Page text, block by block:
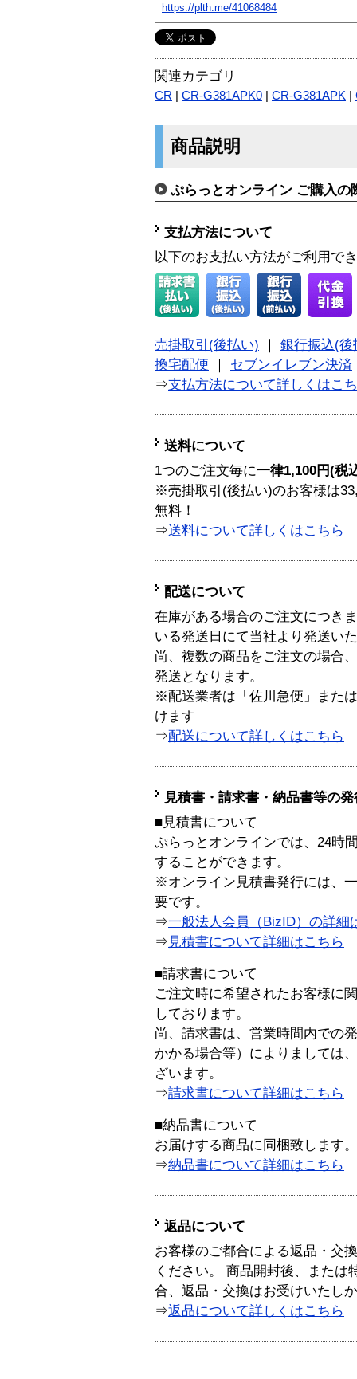
https://plth.me/41068484
関連カテゴリ
CR CR-G381APK0 CR-G381APK
商品説明
ぷらっとオンライン ご購入の
支払方法について
以下のお支払い方法がご利用で
売掛取引(後払い)
銀行振込(後
換宅配便
セブンイレブン決済
⇒支払方法について詳しくはこ
送料について
1つのご注文毎に一律1,100円(税
※売掛取引(後払い)のお客様は
無料！
⇒送料について詳しくはこちら
配送について
在庫がある場合のご注文につき
いる発送日にて当社より発送い
尚、複数の商品をご注文の場合
発送となります。
※配送業者は「佐川急便」また
けます
⇒配送について詳しくはこちら
見積書・請求書・納品書等の
■見積書について
ぷらっとオンラインでは、24時
することができます。
※オンライン見積書発行には、
要です。
⇒一般法人会員（BizID）の詳細
⇒ 見積書について詳細はこちら
■請求書について
ご注文時に希望されたお客様に
しております。
尚、請求書は、営業時間内での
かかる場合等）によりましては
ざいます。
⇒請求書について詳細はこちら
■納品書について
お届けする商品に同梱致します。
⇒納品書について詳細はこちら
返品について
お客様のご都合による返品・交
ください。 商品開封後、または
合、返品・交換はお受けいたし
⇒返品について詳しくはこちら